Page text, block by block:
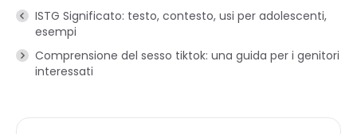
ISTG Significato: testo, contesto, usi per adolescenti,
esempi
Comprensione del sesso tiktok: una guida per i genitori
interessati